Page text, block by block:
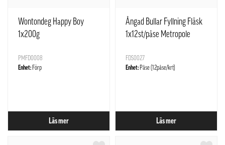
Wontondeg Happy Boy
1x200g
PMFD0008
Enhet: Förp
Läs mer
Ångad Bullar Fyllning Fläsk
1x12st/påse Metropole
FDS0027
Enhet: Påse (12påse/krt)
Läs mer